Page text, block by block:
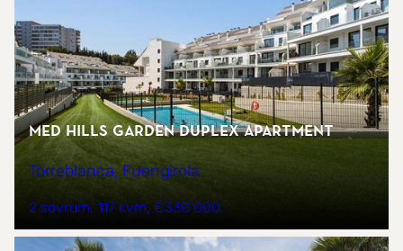
MED HILLS GARDEN DUPLEX APARTMENT
Torreblanca, Fuengirola
2 sovrum 117 kvm €330 000